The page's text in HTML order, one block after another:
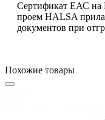
Сертификат ЕАС на
проем HALSA
документов при
Похожие товары